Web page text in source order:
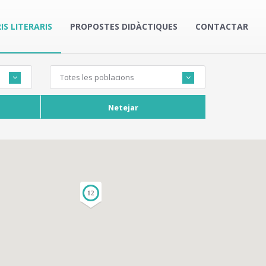
LITERARIS PROPOSTES DIDÀCTIQUES CONTACTAR
Totes les poblacions
Netejar
12